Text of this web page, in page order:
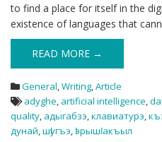
to find a place for itself in the
existence of languages that
READ MORE →
General,Writing,Article
adyghe, artificial intelligence,
quality, адыгабзэ,клавиатурэ,
дунай,шӏугъэ, ӏэрышӏ акъыл